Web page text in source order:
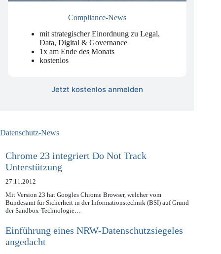
mit strategischer Einordnung zu Legal,
Data, Digital & Governance
1x am Ende des Monats
Chrome 23 integriert Do Not Track
Unterstützung
27.11.2012
Mit Version 23 hat Googles Chrome Browser, welcher vom
Bundesamt für Sicherheit in der Informationstechnik (BSI) auf Grund
Einführung eines NRW-Datenschutzsiegeles